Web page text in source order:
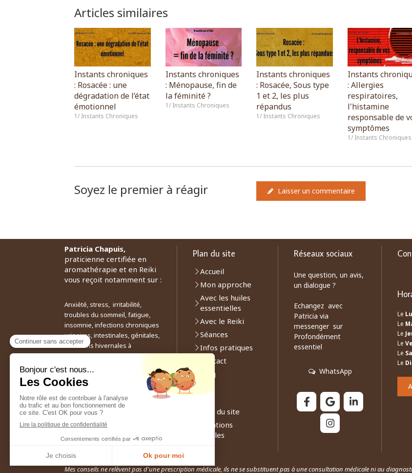
Articles similaires
Instants chroniques
: Rosacée : une
dégradation de l’état
émotionnel
1/ Instants Chroniques
Instants chroniques
: Ménopause, fin de
la féminité ?
1/ Instants Chroniques
Instants chroniques
: Rosacée, Sous type
1 et 2, les plus
répandus
1/ Instants Chroniques
Instants
: Allergies
respiratoires,
l'histamine
responsable de
symptômes
1/ Instants Chroniques
Soyez le premier à réagir Laisser un commentaire
Patricia Chapuis,
praticienne certifiée en
aromathérapie et en Reiki
vous reçoit notamment sur :
Anxiété, stress, irritabilité,
troubles du sommeil, fatigue,
insomnie, infections chroniques
urinaires, intestinales, génitales,
infections hivernales à
répétitions (rhumes, angines,
bronchites, grippe), allergies
respiratoires, troubles
dermatologiques comme l’acné,
l’eczéma, l’herpès, le zona,
l’allergie cutanée, douleurs,
migraines, céphalées, spasmes
intestinaux ou utérins, colites,
etc
Plan du site
Accueil
Mon approche
Avec les huiles
essentielles
Avec le Reiki
Séances
Infos pratiques
Contact
Blog
Plan du site
Mentions
légales
Réseaux sociaux
Une question, un avis,
un dialogue ?
Echangez avec
Patricia via
messenger sur
Profondément
essentiel
WhatsApp
Le
Le
Le
Le
Le
Le
Mes conseils ne relèvent pas d'une prescription médicale, ils ne se substituent pas à une consultation médicale ni au